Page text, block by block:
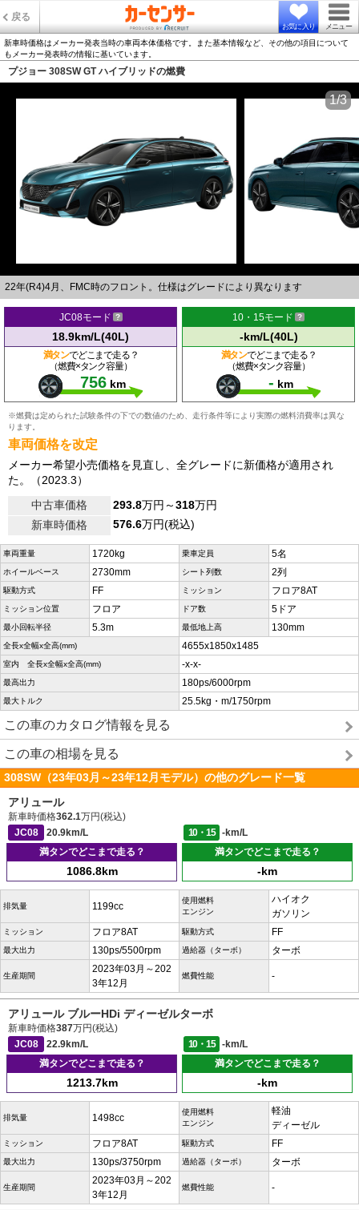
戻る
お気に入り メニュー
新車時価格はメーカー発表当時の車両本体価格です。また基本情報など、その他の項目について
もメーカー発表時の情報に基いています。
プジョー 308SW GT ハイブリッドの燃費
22年(R4)4月、FMC時のフロント。仕様はグレードにより異なります
1/3
JC08モード
18.9km/L(40L)
満タンでどこまで走る？
（燃費×タンク容量）
756 km
10・15モード
-km/L(40L)
満タンでどこまで走る？
（燃費×タンク容量）
- km
※燃費は定められた試験条件の下での数値のため、走行条件等により実際の燃料消費率は異な
ります。
車両価格を改定
メーカー希望小売価格を見直し、全グレードに新価格が適用され
た。（2023.3）
中古車価格
293.8万円～318万円
新車時価格
576.6万円(税込)
車両重量 1720kg 乗車定員 5名
ホイールベース 2730mm シート列数 2列
駆動方式 FF ミッション フロア8AT
ミッション位置 フロア ドア数 5ドア
最小回転半径 5.3m 最低地上高 130mm
全長x全幅x全高(mm) 4655x1850x1485
室内 全長x全幅x全高(mm) -x-x-
最高出力 180ps/6000rpm
最大トルク 25.5kg・m/1750rpm
この車のカタログ情報を見る
この車の相場を見る
308SW（23年03月～23年12月モデル）の他のグレード一覧
アリュール
新車時価格362.1万円(税込)
JC08
20.9km/L 10・15
-km/L
満タンでどこまで走る？
1086.8km
満タンでどこまで走る？
-km
排気量 1199cc
使用燃料
エンジン
ハイオク
ガソリン
ミッション フロア8AT 駆動方式 FF
最大出力 130ps/5500rpm 過給器（ターボ） ターボ
生産期間
2023年03月～202
3年12月
燃費性能 -
アリュール ブルーHDi ディーゼルターボ
新車時価格387万円(税込)
JC08
22.9km/L 10・15
-km/L
満タンでどこまで走る？
1213.7km
満タンでどこまで走る？
-km
排気量 1498cc
使用燃料
エンジン
軽油
ディーゼル
ミッション フロア8AT 駆動方式 FF
最大出力 130ps/3750rpm 過給器（ターボ） ターボ
生産期間
2023年03月～202
3年12月
燃費性能 -